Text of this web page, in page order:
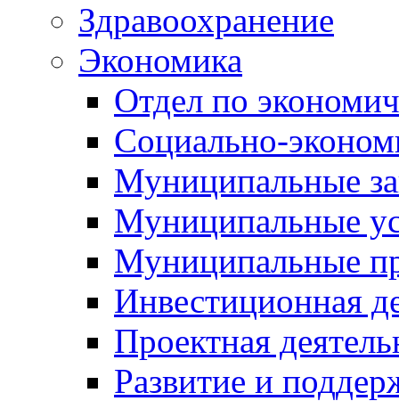
Здравоохранение
Экономика
Отдел по
Социально-
Муниципальные
Муниципальные
Муниципальные
Инвестиционная
Проектная
Развитие и